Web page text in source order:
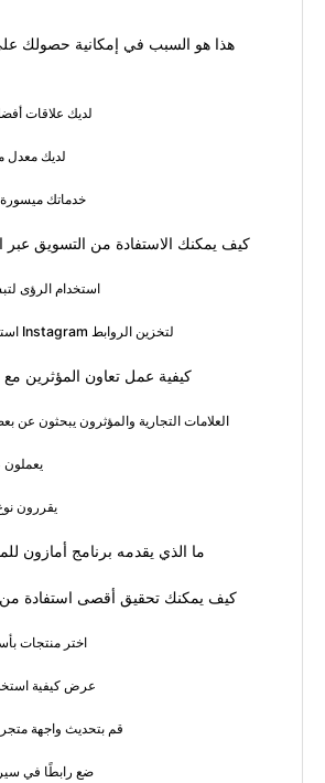
هذا هو السبب في إمكانية حصولك
لديك علاقات
لديك معدل
خدماتك ميسورة
كيف يمكنك الاستفادة من التسويق عبر
استخدام الرؤى
استخدام إبرازات Instagram لتخزين الروابط
كيفية عمل تعاون المؤثرين مع
1. العلامات التجارية والمؤثرون يبحثون عن
2.
3. يقررون
ما الذي يقدمه برنامج أمازون
كيف يمكنك تحقيق أقصى استفادة من برنامج المؤثرين
1. اختر منتجات
2. عرض كيفية
3. قم بتحديث واجهة
4. ضع رابطًا في